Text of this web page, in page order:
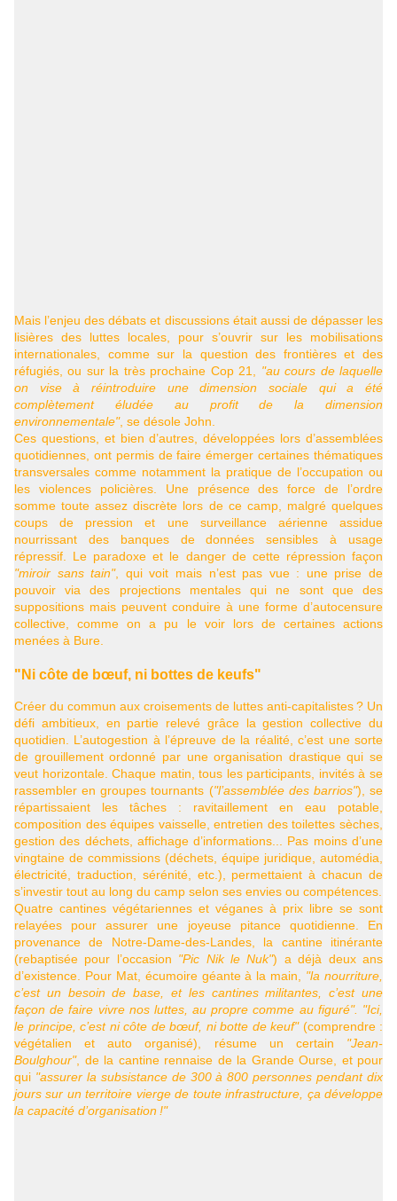
Mais l’enjeu des débats et discussions était aussi de dépasser les
lisières des luttes locales, pour s’ouvrir sur les mobilisations
internationales, comme sur la question des frontières et des
réfugiés, ou sur la très prochaine Cop 21, "au cours de laquelle
on vise à réintroduire une dimension sociale qui a été
complètement éludée au profit de la dimension
environnementale", se désole John.
Ces questions, et bien d’autres, développées lors d’assemblées
quotidiennes, ont permis de faire émerger certaines thématiques
transversales comme notamment la pratique de l’occupation ou
les violences policières. Une présence des force de l’ordre
somme toute assez discrète lors de ce camp, malgré quelques
coups de pression et une surveillance aérienne assidue
nourrissant des banques de données sensibles à usage
répressif. Le paradoxe et le danger de cette répression façon
"miroir sans tain", qui voit mais n’est pas vue : une prise de
pouvoir via des projections mentales qui ne sont que des
suppositions mais peuvent conduire à une forme d’autocensure
collective, comme on a pu le voir lors de certaines actions
menées à Bure.
"Ni côte de bœuf, ni bottes de keufs"
Créer du commun aux croisements de luttes anti-capitalistes? Un
défi ambitieux, en partie relevé grâce la gestion collective du
quotidien. L’autogestion à l’épreuve de la réalité, c’est une sorte
de grouillement ordonné par une organisation drastique qui se
veut horizontale. Chaque matin, tous les participants, invités à se
rassembler en groupes tournants ("l’assemblée des barrios"), se
répartissaient les tâches : ravitaillement en eau potable,
composition des équipes vaisselle, entretien des toilettes sèches,
gestion des déchets, affichage d’informations... Pas moins d’une
vingtaine de commissions (déchets, équipe juridique, automédia,
électricité, traduction, sérénité, etc.), permettaient à chacun de
s’investir tout au long du camp selon ses envies ou compétences.
Quatre cantines végétariennes et véganes à prix libre se sont
relayées pour assurer une joyeuse pitance quotidienne. En
provenance de Notre-Dame-des-Landes, la cantine itinérante
(rebaptisée pour l’occasion "Pic Nik le Nuk") a déjà deux ans
d’existence. Pour Mat, écumoire géante à la main, "la nourriture,
c’est un besoin de base, et les cantines militantes, c’est une
façon de faire vivre nos luttes, au propre comme au figuré". "Ici,
le principe, c’est ni côte de bœuf, ni botte de keuf"(comprendre :
végétalien et auto organisé), résume un certain "Jean-
Boulghour", de la cantine rennaise de la Grande Ourse, et pour
qui "assurer la subsistance de 300 à 800 personnes pendant dix
jours sur un territoire vierge de toute infrastructure, ça développe
la capacité d’organisation !"